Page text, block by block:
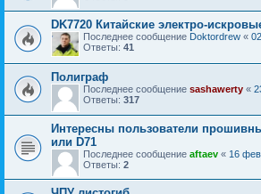
DK7720 Китайские электро-
Последнее сообщение Doktordrew «
Ответы: 41
Полиграф
Последнее сообщение sashawerty «
Ответы: 317
Интересны пользователи
или D71
Последнее сообщение aftaev « 16
Ответы: 2